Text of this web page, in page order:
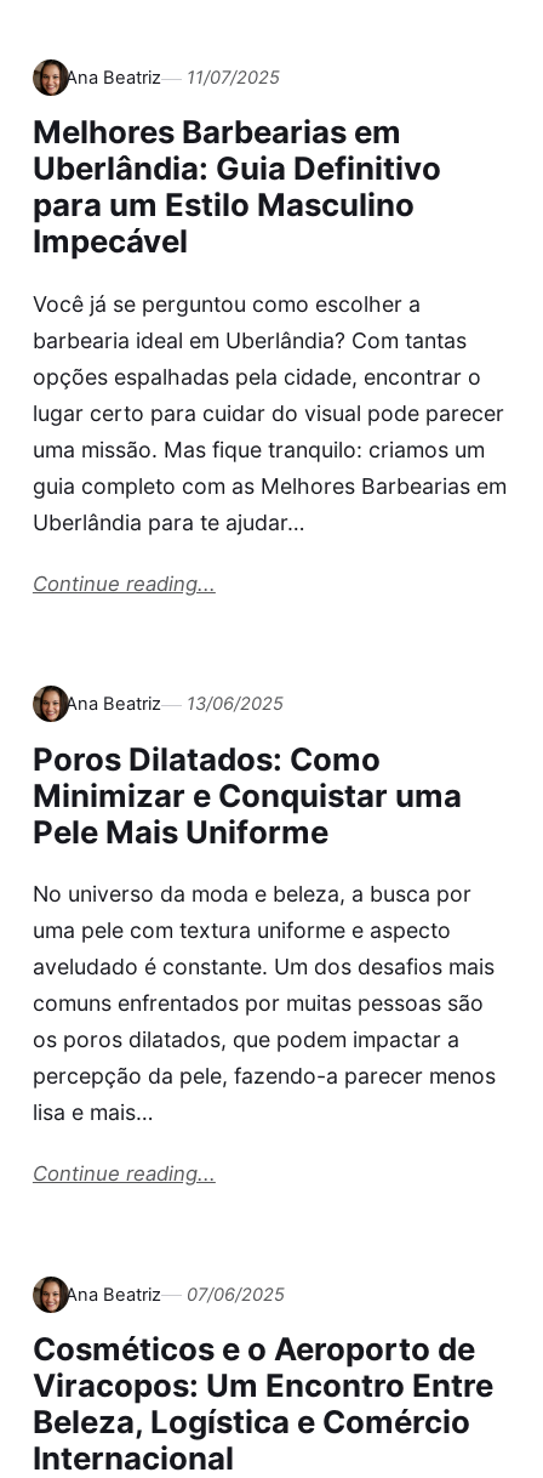
Ana Beatriz 11/07/2025
Melhores Barbearias em
Uberlândia: Guia Definitivo
para um Estilo Masculino
Impecável
Você já se perguntou como escolher a
barbearia ideal em Uberlândia? Com tantas
opções espalhadas pela cidade, encontrar o
lugar certo para cuidar do visual pode parecer
uma missão. Mas fique tranquilo: criamos um
guia completo com as Melhores Barbearias em
Uberlândia para te ajudar…
Continue reading...
Ana Beatriz 13/06/2025
Poros Dilatados: Como
Minimizar e Conquistar uma
Pele Mais Uniforme
No universo da moda e beleza, a busca por
uma pele com textura uniforme e aspecto
aveludado é constante. Um dos desafios mais
comuns enfrentados por muitas pessoas são
os poros dilatados, que podem impactar a
percepção da pele, fazendo-a parecer menos
lisa e mais…
Continue reading...
Ana Beatriz 07/06/2025
Cosméticos e o Aeroporto de
Viracopos: Um Encontro Entre
Beleza, Logística e Comércio
Internacional